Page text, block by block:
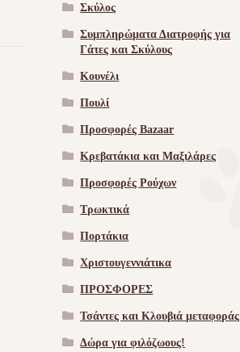
Σκύλος
Συμπληρώματα Διατροφής για
Γάτες και Σκύλους
Κουνέλι
Πουλί
Προσφορές Bazaar
Κρεβατάκια και Μαξιλάρες
Προσφορές Ρούχων
Τρωκτικά
Πορτάκια
Χριστουγεννιάτικα
ΠΡΟΣΦΟΡΕΣ
Τσάντες και Κλουβιά μεταφοράς
Δώρα για φιλόζωους!